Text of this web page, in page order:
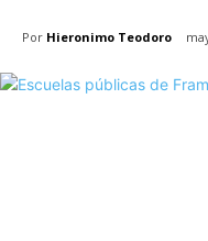
Por Hieronimo Teodoro